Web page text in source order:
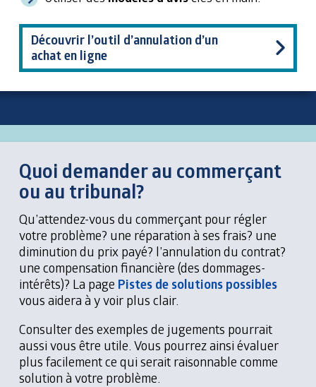
Découvrir l’outil d’annulation d’un
achat en ligne
Quoi demander au commerçant
ou au tribunal?
Qu’attendez-vous du commerçant pour régler
votre problème? une réparation à ses frais? une
diminution du prix payé? l’annulation du contrat?
une compensation financière (des dommages-
intérêts)? La page Pistes de solutions possibles
vous aidera à y voir plus clair.
Consulter des exemples de jugements pourrait
aussi vous être utile. Vous pourrez ainsi évaluer
plus facilement ce qui serait raisonnable comme
solution à votre problème.